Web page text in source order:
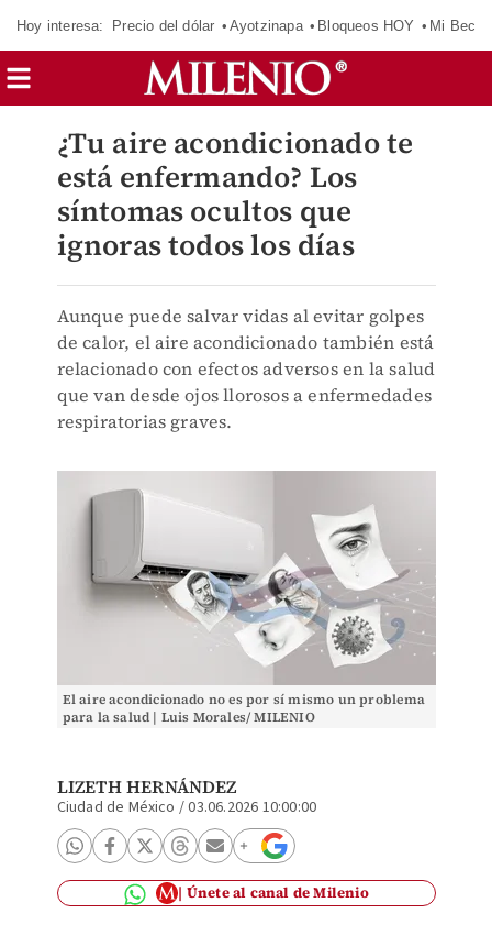
Hoy interesa: Precio del dólar Ayotzinapa Bloqueos HOY Mi Beca
¿Tu aire acondicionado te
está enfermando? Los
síntomas ocultos que
ignoras todos los días
Aunque puede salvar vidas al evitar golpes
de calor, el aire acondicionado también está
relacionado con efectos adversos en la salud
que van desde ojos llorosos a enfermedades
respiratorias graves.
El aire acondicionado no es por sí mismo un problema
para la salud | Luis Morales/ MILENIO
LIZETH HERNÁNDEZ
Ciudad de México /03.06.2026 10:00:00
Únete al canal de Milenio